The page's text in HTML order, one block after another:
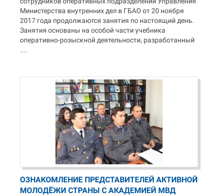
Министерства внутренних дел в ГБАО от 20 ноября
2017 года продолжаются занятия по настоящий день.
Занятия основаны на особой части учебника
оперативно-розыскной деятельности, разработанный
....
ОЗНАКОМЛЕНИЕ ПРЕДСТАВИТЕЛЕЙ АКТИВНОЙ
МОЛОДЁЖИ СТРАНЫ С АКАДЕМИЕЙ МВД